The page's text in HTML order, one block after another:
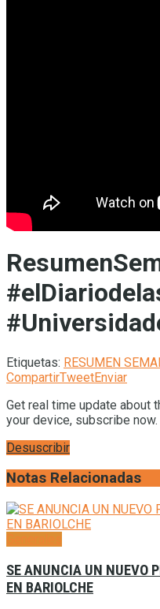
Etiquetas: RESUMEN
CompartirTweetEnviar
Get real time update about
your device, subscribe now.
Desuscribir
Notas Relacionadas
SE ANUNCIA UN NUEVO
EN BARIOLCHE